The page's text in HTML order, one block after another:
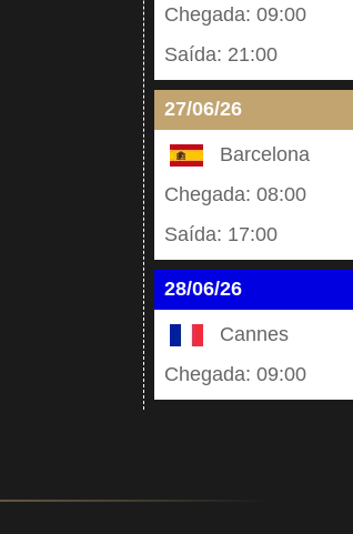
Chegada: 09:00
Saída: 21:00
27/06/26
Barcelona
Chegada: 08:00
Saída: 17:00
28/06/26
Cannes
Chegada: 09:00